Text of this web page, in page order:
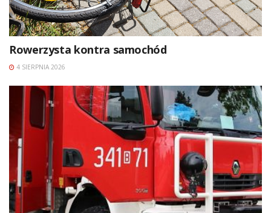
Rowerzysta kontra samochód
4 SIERPNIA 2026